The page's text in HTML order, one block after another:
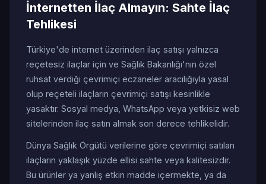
İnternetten İlaç Almayın: Sahte İlaç
Tehlikesi
Türkiye'de internet üzerinden ilaç satışı yalnızca
reçetesiz ilaçlar için ve Sağlık Bakanlığı'nın özel
ruhsat verdiği çevrimiçi eczaneler aracılığıyla yasal
olup reçeteli ilaçların çevrimiçi satışı kesinlikle
yasaktır. Sosyal medya, WhatsApp veya yetkisiz web
sitelerinden ilaç satın almak son derece tehlikelidir.
Dünya Sağlık Örgütü verilerine göre çevrimiçi satılan
ilaçların yaklaşık yüzde ellisi sahte veya kalitesizdir.
Bu ürünler ya yanlış etkin madde içermekte, ya da